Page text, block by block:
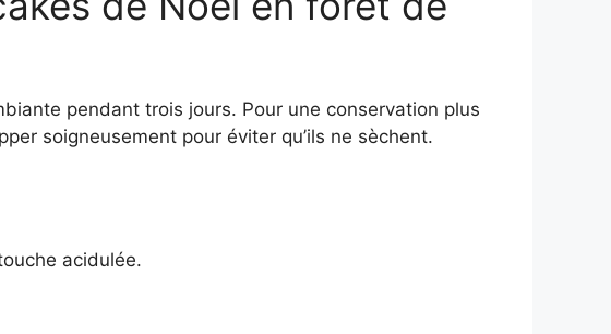
pendant trois jours. Pour une conservation plus
soigneusement pour éviter qu’ils ne sèchent.
acidulée.